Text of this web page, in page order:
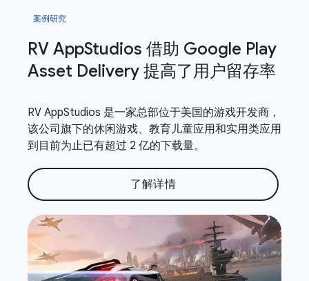
案例研究
RV AppStudios 借助 Google Play
Asset Delivery 提高了用户留存率
RV AppStudios 是一家总部位于美国的游戏开发商，
该公司旗下的休闲游戏、教育儿童应用和实用类应用
到目前为止已有超过 2 亿的下载量。
了解详情